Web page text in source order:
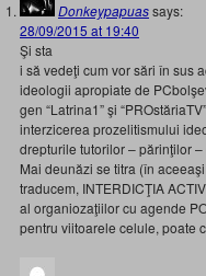
Donkeypapuassays:
28/09/2015 at 19:40
Şi sta
i să vedeţi cum vor sări în sus
ideologii apropiate de
gen “Latrina1” şi
interzicerea prozelitismului
drepturile tutorilor – părinţilor
Mai deunăzi se titra (în
traducem, INTERDICŢIA
al organiozaţiilor cu agende
pentru viitoarele celule, poate